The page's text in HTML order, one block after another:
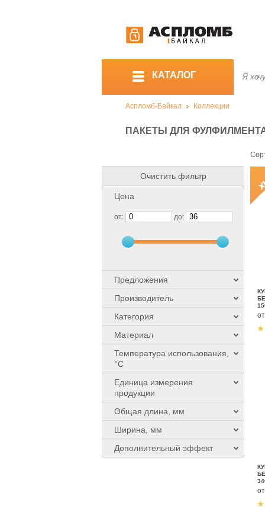
КАТАЛОГ
Аспломб-Байкал Коллекции
ПАКЕТЫ ДЛЯ
Очистить фильтр
Цена
от: до:
Предложения
Производитель
Категория
Материал
Температура использования,
°C
Единица измерения
продукции
Общая длина, мм
Ширина, мм
Дополнительный эффект
от
от